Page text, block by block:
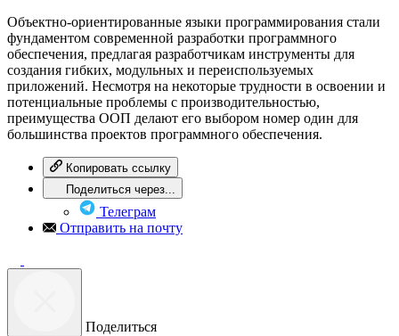
Объектно-ориентированные языки программирования стали
фундаментом современной разработки программного
обеспечения, предлагая разработчикам инструменты для
создания гибких, модульных и переиспользуемых
приложений. Несмотря на некоторые трудности в освоении и
потенциальные проблемы с производительностью,
преимущества ООП делают его выбором номер один для
большинства проектов программного обеспечения.
Копировать ссылку
Поделиться через...
Телеграм
Отправить на почту
Поделиться